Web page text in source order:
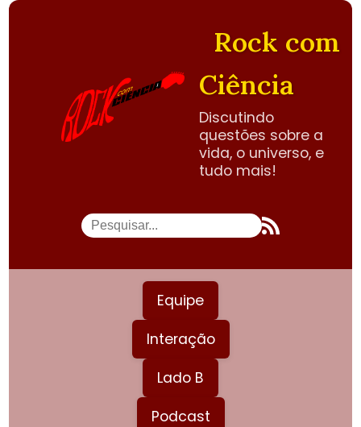
Rock com
Ciência
Discutindo
questões sobre a
vida, o universo, e
tudo mais!
Equipe
Interação
Lado B
Podcast